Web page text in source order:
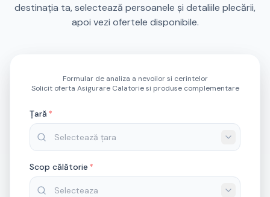
destinația ta, selectează persoanele și detaliile plecării,
apoi vezi ofertele disponibile.
Formular de analiza a nevoilor si cerintelor
Solicit oferta Asigurare Calatorie si produse complementare
Țară *
Scop călătorie *